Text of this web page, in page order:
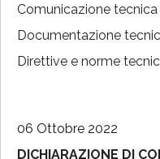
Comunicazione tecnica
Documentazione
Direttive e norme
06 Ottobre 2022
DICHIARAZIONE DI